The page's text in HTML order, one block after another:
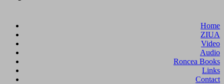
Home
ZIUA
Video
Audio
Roncea Books
Links
Contact